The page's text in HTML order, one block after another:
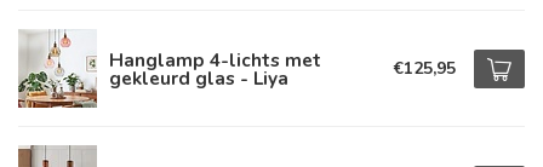
Hanglamp 4-lichts met
gekleurd glas - Liya €125,95